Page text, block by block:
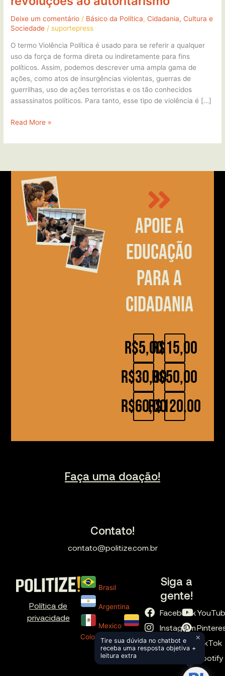
Deixe um comentário / Básico da Política,Cidadania, Cultura e
Sociedade /suportepress
O termo Violência Política é usado para se referir a qualquer
uso da força de forma direta ou indiretamente para fins
políticos. Assim, podemos descrever uma ampla gama de
ações, como atos de insurgências violentas, guerras de
guerrilhas, uso de ações terroristas e os tão conhecidos
assassinatos políticos. Para tanto, esse tipo de violência é […]
Read More »
Apoie a
educação
para a
cidadania
R$5,00
R$30,00
R$60,00
R$15,00
R$50,00
R$120,00
Faça uma doação!
Contato!
contato@politize.com.br
Política de
privacidade
Brasil
Argentina
Mexico
Colombia
Siga a
gente!
Facebook
Instagram
X
TikTok
Spotify
Tire sua dúvida no chatbot e
receba uma resposta objetiva +
leitura extra
×